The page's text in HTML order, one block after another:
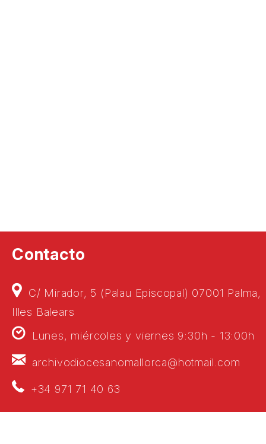
Contacto
C/ Mirador, 5 (Palau Episcopal) 07001 Palma,
Illes Balears
Lunes, miércoles y viernes 9:30h - 13:00h
archivodiocesanomallorca@hotmail.com
+34 971 71 40 63